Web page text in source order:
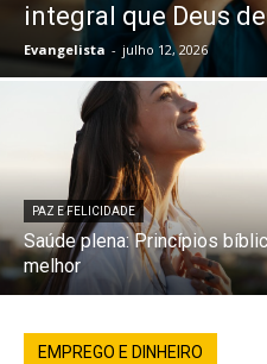
integral que Deus
Evangelista - julho 12, 2026
PAZ E FELICIDADE
Saúde plena: Princípios
melhor
EMPREGO E DINHEIRO